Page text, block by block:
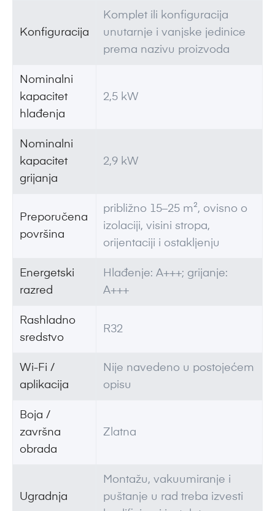
Konfiguracija
Komplet ili konfiguracija
unutarnje i vanjske jedinice
prema nazivu proizvoda
Nominalni
kapacitet
hlađenja
2,5 kW
Nominalni
kapacitet
grijanja
2,9 kW
Preporučena
površina
približno 15–25 m², ovisno o
izolaciji, visini stropa,
orijentaciji i ostakljenju
Energetski
razred
Hlađenje: A+++; grijanje:
A+++
Rashladno
sredstvo
R32
Wi-Fi /
aplikacija
Nije navedeno u postojećem
opisu
Boja /
završna
obrada
Zlatna
Ugradnja
Montažu, vakuumiranje i
puštanje u rad treba izvesti